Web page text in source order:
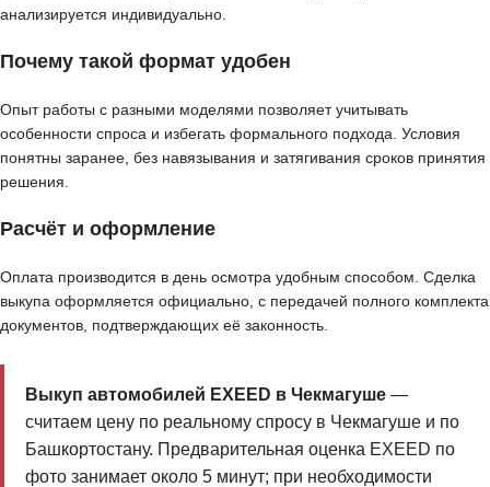
анализируется индивидуально.
Почему такой формат удобен
Опыт работы с разными моделями позволяет учитывать
особенности спроса и избегать формального подхода. Условия
понятны заранее, без навязывания и затягивания сроков принятия
решения.
Расчёт и оформление
Оплата производится в день осмотра удобным способом. Сделка
выкупа оформляется официально, с передачей полного комплекта
документов, подтверждающих её законность.
Выкуп автомобилей EXEED в Чекмагуше—
считаем цену по реальному спросу в Чекмагуше и по
Башкортостану. Предварительная оценка EXEED по
фото занимает около 5 минут; при необходимости